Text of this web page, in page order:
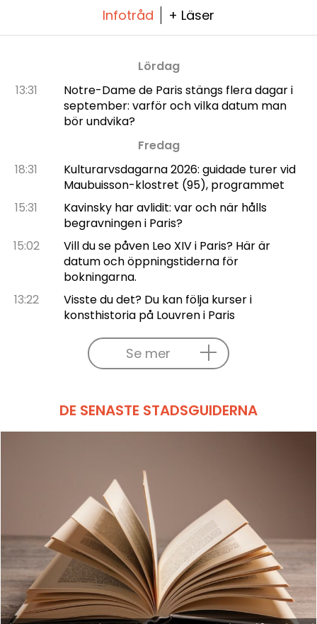
Infotråd + Läser
Lördag
13:31
Notre-Dame de Paris stängs flera dagar i
september: varför och vilka datum man
bör undvika?
Fredag
18:31
Kulturarvsdagarna 2026: guidade turer vid
Maubuisson-klostret (95), programmet
15:31
Kavinsky har avlidit: var och när hålls
begravningen i Paris?
15:02
Vill du se påven Leo XIV i Paris? Här är
datum och öppningstiderna för
bokningarna.
13:22
Visste du det? Du kan följa kurser i
konsthistoria på Louvren i Paris
Se mer
DE SENASTE STADSGUIDERNA